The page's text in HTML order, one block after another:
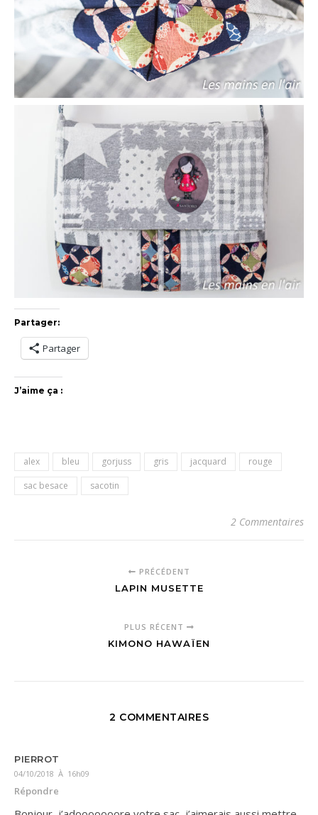
Partager:
Partager
J’aime ça :
alex bleu gorjuss gris jacquard
rouge
sac besace
sacotin
2 Commentaires
PRÉCÉDENT
LAPIN MUSETTE
PLUS RÉCENT
KIMONO HAWAÏEN
2 COMMENTAIRES
PIERROT
04/10/2018 À 16h09
Répondre